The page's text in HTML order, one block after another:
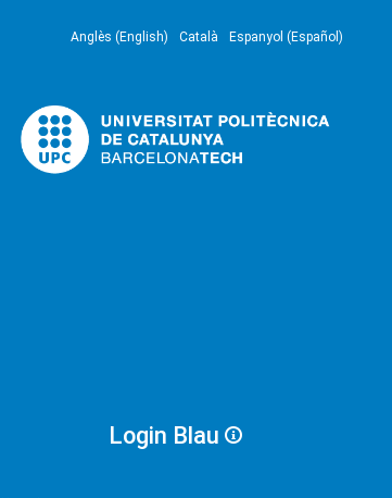
Anglès (English) Català Espanyol (Español)
Login Blau